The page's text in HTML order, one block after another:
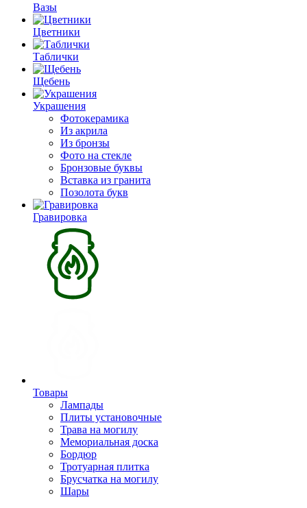
Вазы
Цветники
Таблички
Щебень
Украшения
Фотокерамика
Из акрила
Из бронзы
Фото на стекле
Бронзовые буквы
Вставка из гранита
Позолота букв
Гравировка
Товары
Лампады
Плиты установочные
Трава на могилу
Мемориальная доска
Бордюр
Тротуарная плитка
Брусчатка на могилу
Шары